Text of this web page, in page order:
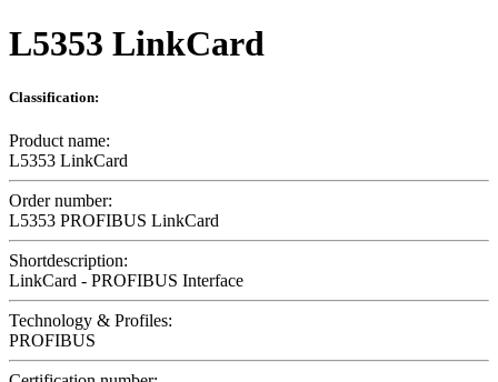
L5353 LinkCard
Classification:
Product name:
L5353 LinkCard
Order number:
L5353 PROFIBUS LinkCard
Shortdescription:
LinkCard - PROFIBUS Interface
Technology & Profiles:
PROFIBUS